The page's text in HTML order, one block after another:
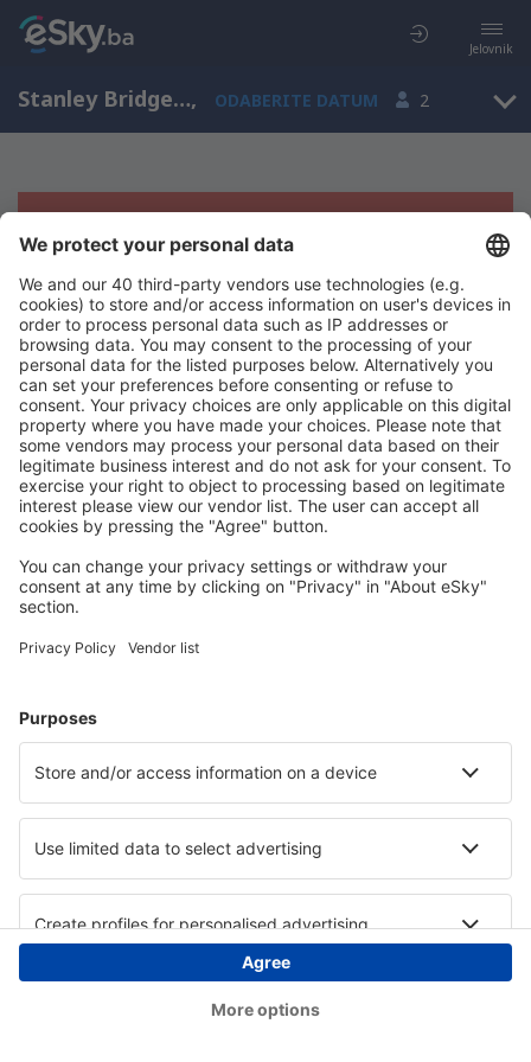
Jelovnik
Stanley Bridge, Ostrvo Princa Edwarda, Kanada, ODABERITE DATUM 2
Žao nam je, ne možemo da prikažemo
rezultate
Pokušajte još jednom kad izaberete druge kriterijume
Copyright © eSky.ba. Sva prava zadržana.